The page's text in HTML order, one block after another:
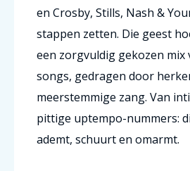
en Crosby, Stills, Nash &
stappen zetten. Die geest
een zorgvuldig gekozen mix
songs, gedragen door
meerstemmige zang. Van
pittige uptempo-nummers:
ademt, schuurt en omarmt.